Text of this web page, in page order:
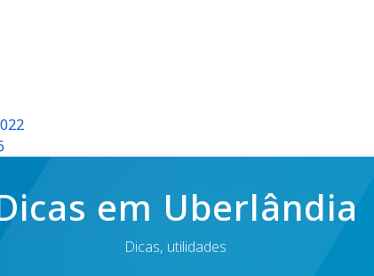
em Uberlândia
Dicas, utilidades